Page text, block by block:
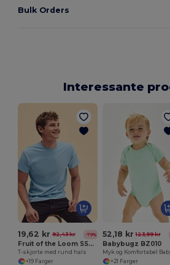
Bulk Orders
Interessante
19,62 kr 92,43 kr -79%
Fruit of the Loom SS048
T-skjorte med rund hals
+19 Farger
52,18 kr 123,99 kr
Babybugz BZ010
+21 Farger